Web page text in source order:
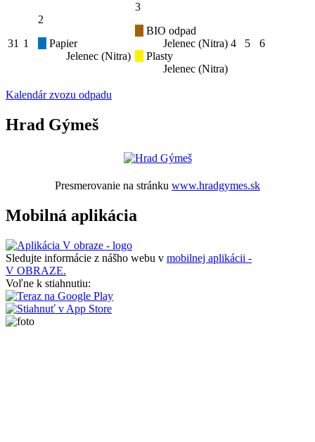
31 1
2
Papier
Jelenec (Nitra)
3
BIO odpad
Jelenec (Nitra)
Plasty
Jelenec (Nitra)
4 5 6
Kalendár zvozu odpadu
Hrad Gýmeš
Presmerovanie na stránku www.hradgymes.sk
Mobilná aplikácia
Sledujte informácie z nášho webu v mobilnej aplikácii -
V OBRAZE.
Voľne k stiahnutiu: